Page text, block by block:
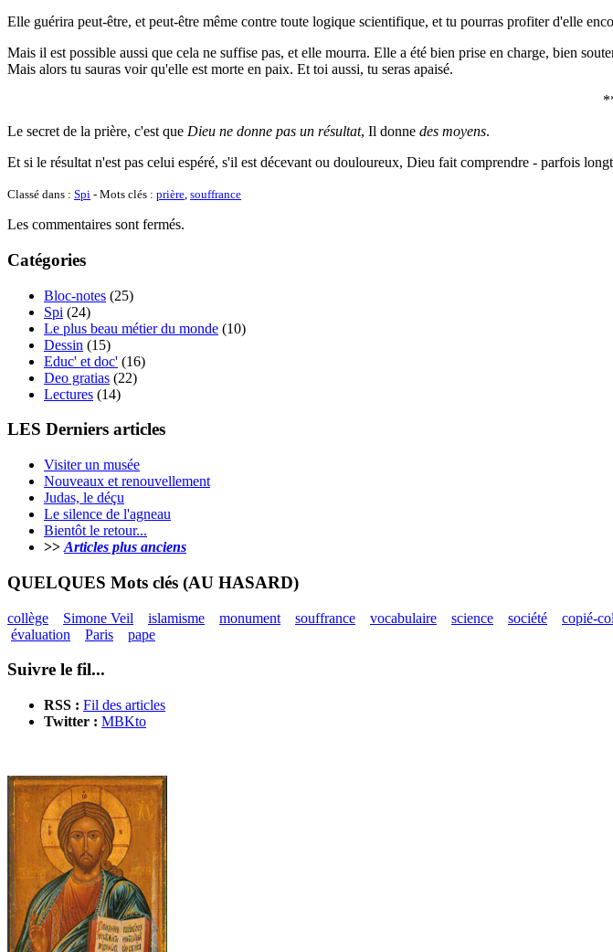
Elle guérira peut-être, et peut-être même contre toute logique scientifique, et tu pourras profiter d'elle
Mais il est possible aussi que cela ne suffise pas, et elle mourra. Elle a été bien prise en charge, bien
Mais alors tu sauras voir qu'elle est morte en paix. Et toi aussi, tu seras apaisé.
Le secret de la prière, c'est que Dieu ne donne pas un résultat, Il donne des moyens.
Et si le résultat n'est pas celui espéré, s'il est décevant ou douloureux, Dieu fait comprendre - parfois
Classé dans : Spi - Mots clés : prière, souffrance
Les commentaires sont fermés.
Catégories
Bloc-notes (25)
Spi (24)
Le plus beau métier du monde (10)
Dessin (15)
Educ' et doc' (16)
Deo gratias (22)
Lectures (14)
LES Derniers articles
Visiter un musée
Nouveaux et renouvellement
Judas, le déçu
Le silence de l'agneau
Bientôt le retour...
>> Articles plus anciens
QUELQUES Mots clés (AU HASARD)
collège Simone Veil islamisme monument souffrance vocabulaire science société copié-
évaluation
Paris pape
Suivre le fil...
RSS : Fil des articles
Twitter : MBKto